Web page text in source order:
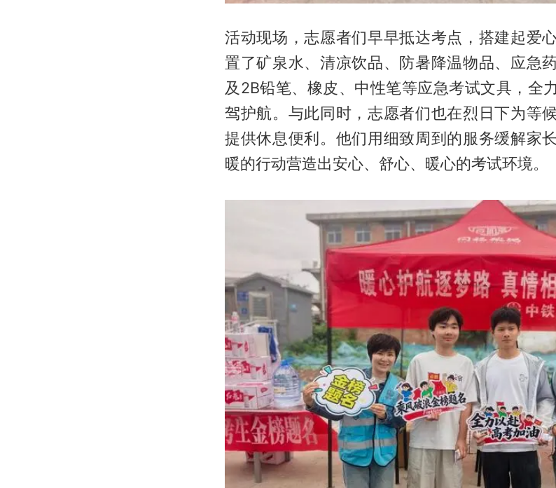
活动现场，志愿者们早早抵达考点，搭建起爱
置了矿泉水、清凉饮品、防暑降温物品、应急
及2B铅笔、橡皮、中性笔等应急考试文具，全
驾护航。与此同时，志愿者们也在烈日下为等
提供休息便利。他们用细致周到的服务缓解家
暖的行动营造出安心、舒心、暖心的考试环境。